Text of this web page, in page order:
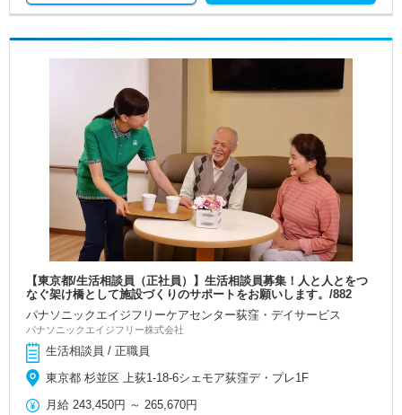
【東京都/生活相談員（正社員）】生活相談員募集！人と人とをつ
なぐ架け橋として施設づくりのサポートをお願いします。/882
パナソニックエイジフリーケアセンター荻窪・デイサービス
パナソニックエイジフリー株式会社
生活相談員 / 正職員
東京都 杉並区 上荻1-18-6シェモア荻窪デ・プレ1F
月給 243,450円 ～ 265,670円